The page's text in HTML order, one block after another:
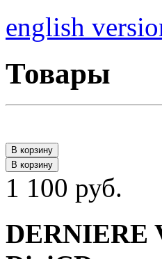
english
Товары
В корзину
В корзину
1 100 руб.
DERNIERE